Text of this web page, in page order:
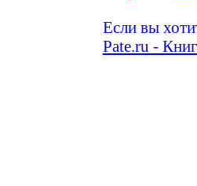
Если вы
Pate.ru -